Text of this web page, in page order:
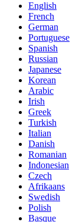
English
French
German
Portuguese
Spanish
Russian
Japanese
Korean
Arabic
Irish
Greek
Turkish
Italian
Danish
Romanian
Indonesian
Czech
Afrikaans
Swedish
Polish
Basque